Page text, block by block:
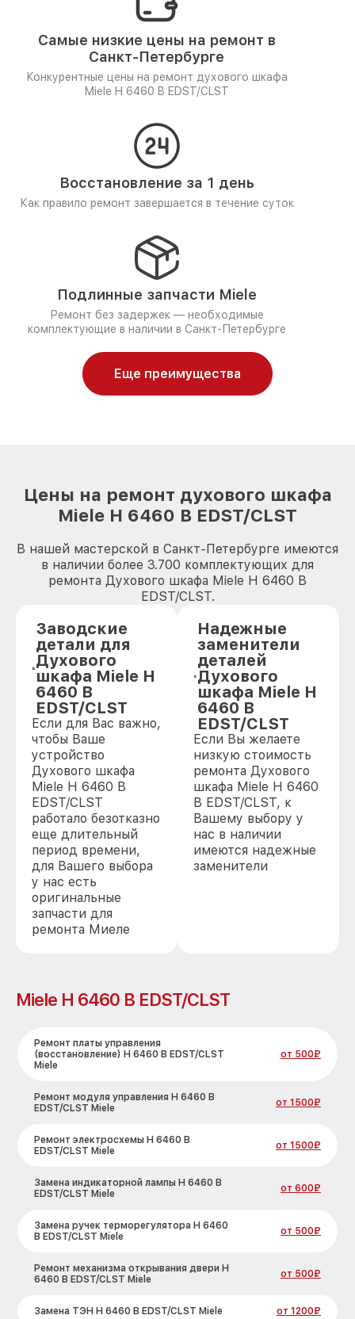
Самые низкие цены на ремонт в
Санкт-Петербурге
Конкурентные цены на ремонт духового шкафа
Miele H 6460 B EDST/CLST
Восстановление за 1 день
Как правило ремонт завершается в течение суток
Подлинные запчасти Miele
Ремонт без задержек — необходимые
комплектующие в наличии в Санкт-Петербурге
Еще преимущества
Цены на ремонт духового шкафа
Miele H 6460 B EDST/CLST
В нашей мастерской в Санкт-Петербурге имеются
в наличии более 3.700 комплектующих для
ремонта Духового шкафа Miele H 6460 B
EDST/CLST.
Заводские
детали для
Духового
шкафа Miele H
6460 B
EDST/CLST
Если для Вас важно,
чтобы Ваше
устройство
Духового шкафа
Miele H 6460 B
EDST/CLST
работало безотказно
еще длительный
период времени,
для Вашего выбора
у нас есть
оригинальные
запчасти для
ремонта Миеле
Надежные
заменители
деталей
Духового
шкафа Miele H
6460 B
EDST/CLST
Если Вы желаете
низкую стоимость
ремонта Духового
шкафа Miele H 6460
B EDST/CLST, к
Вашему выбору у
нас в наличии
имеются надежные
заменители
Miele H 6460 B EDST/CLST
Ремонт платы управления
(восстановление) H 6460 B EDST/CLST
Miele
от 500₽
Ремонт модуля управления H 6460 B
EDST/CLST Miele
от 1500₽
Ремонт электросхемы H 6460 B
EDST/CLST Miele
от 1500₽
Замена индикаторной лампы H 6460 B
EDST/CLST Miele
от 600₽
Замена ручек терморегулятора H 6460
B EDST/CLST Miele
от 500₽
Ремонт механизма открывания двери H
6460 B EDST/CLST Miele
от 500₽
Замена ТЭН H 6460 B EDST/CLST Miele от 1200₽